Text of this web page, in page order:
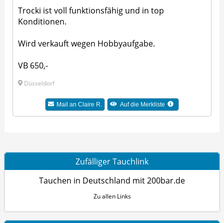
Trocki ist voll funktionsfähig und in top
Konditionen.
Wird verkauft wegen Hobbyaufgabe.
VB 650,-
Düsseldorf
Mail an Claire R. Auf die Merkliste
Zufälliger Tauchlink
Tauchen in Deutschland mit 200bar.de
Zu allen Links